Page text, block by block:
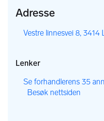
Adresse
Vestre linnesvei 8, 3414
Lenker
Se forhandlerens 35
Besøk nettsiden